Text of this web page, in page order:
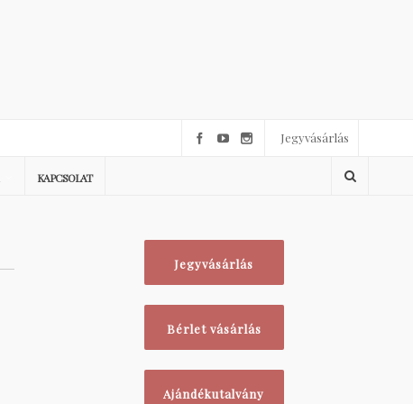
Jegyvásárlás
KAPCSOLAT
Jegyvásárlás
Bérlet vásárlás
Ajándékutalvány